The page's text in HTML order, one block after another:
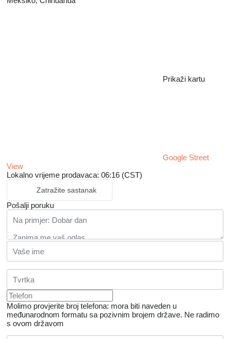
Prikaži kartu
Google Street
View
Lokalno vrijeme prodavaca: 06:16 (CST)
Zatražite sastanak
Pošalji poruku
Molimo provjerite broj telefona: mora biti naveden u
međunarodnom formatu sa pozivnim brojem države. Ne radimo
s ovom državom